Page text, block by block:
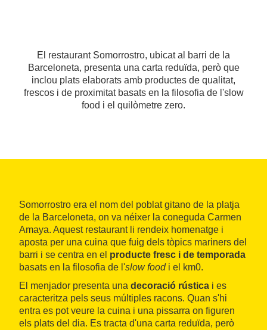
El restaurant Somorrostro, ubicat al barri de la
Barceloneta, presenta una carta reduïda, però que
inclou plats elaborats amb productes de qualitat,
frescos i de proximitat basats en la filosofia de l'slow
food i el quilòmetre zero.
Somorrostro era el nom del poblat gitano de la platja
de la Barceloneta, on va néixer la coneguda Carmen
Amaya. Aquest restaurant li rendeix homenatge i
aposta per una cuina que fuig dels tòpics mariners del
barri i se centra en el producte fresc i de temporada
basats en la filosofia de l'slow foodi el km0.
El menjador presenta una decoració rústica i es
caracteritza pels seus múltiples racons. Quan s'hi
entra es pot veure la cuina i una pissarra on figuren
els plats del dia. Es tracta d'una carta reduïda, però